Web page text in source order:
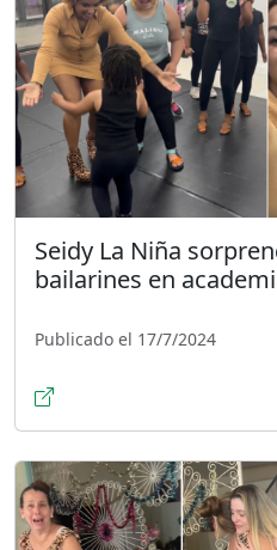
Seidy La Niña
bailarines en
Publicado el 17/7/2024